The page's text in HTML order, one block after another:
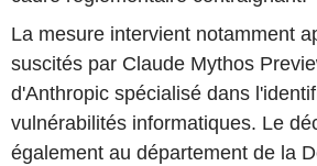
La mesure intervient notamment
suscités par Claude Mythos
d'Anthropic spécialisé dans
vulnérabilités informatiques. Le
également au département de la